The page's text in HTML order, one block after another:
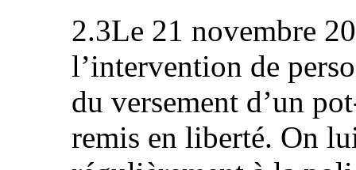
2.3Le 21 novembre
l’intervention de
du versement d’un
remis en liberté. On